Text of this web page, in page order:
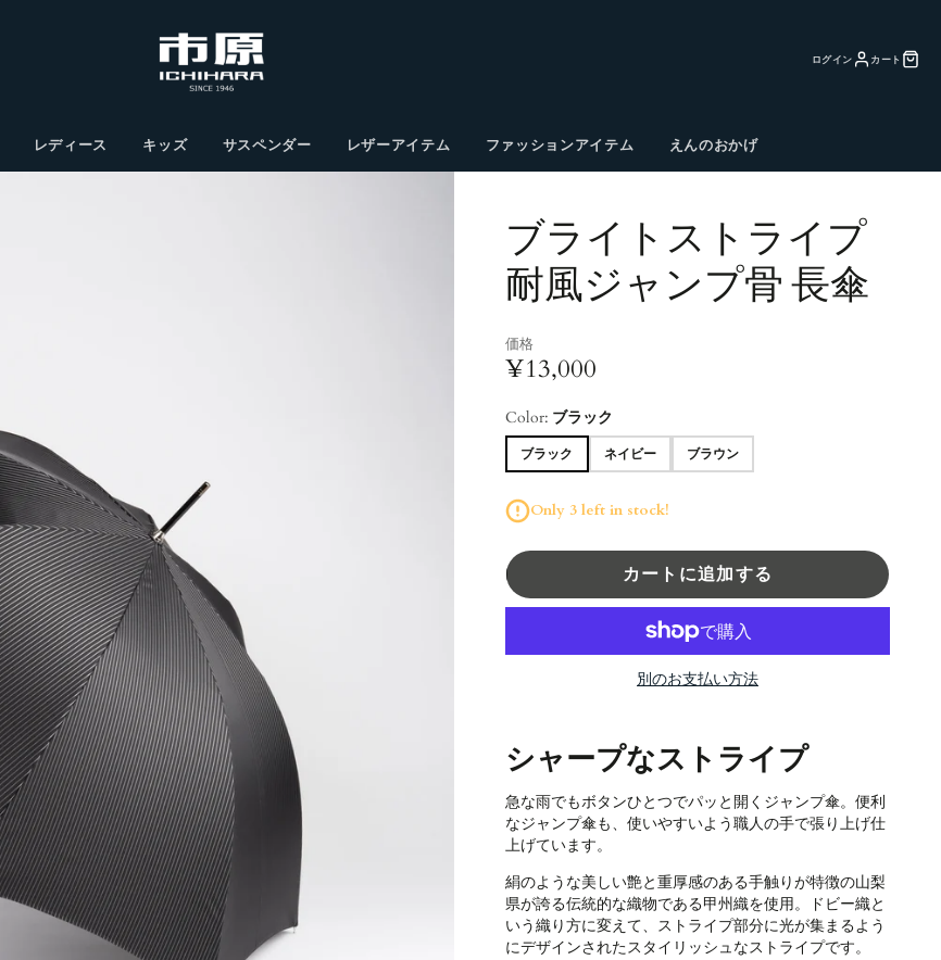
ログイン カート
レディース キッズ サスペンダー レザーアイテム ファッションアイテム えんのおかげ
ブライトストライプ
耐風ジャンプ骨 長傘
価格
¥13,000
Color: ブラック
ブラック ネイビー ブラウン
Only 3 left in stock!
カートに追加する
別のお支払い方法
シャープなストライプ
急な雨でもボタンひとつでパッと開くジャンプ傘。便利
なジャンプ傘も、使いやすいよう職人の手で張り上げ仕
上げています。
絹のような美しい艶と重厚感のある手触りが特徴の山梨
県が誇る伝統的な織物である甲州織を使用。ドビー織と
いう織り方に変えて、ストライプ部分に光が集まるよう
にデザインされたスタイリッシュなストライプです。